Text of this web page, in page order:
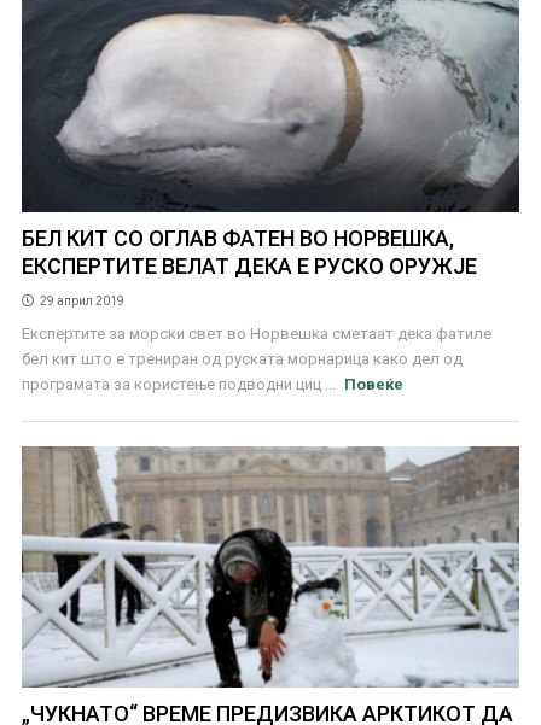
БЕЛ КИТ СО ОГЛАВ ФАТЕН ВО НОРВЕШКА,
ЕКСПЕРТИТЕ ВЕЛАТ ДЕКА Е РУСКО ОРУЖЈЕ
29 април 2019
Експертите за морски свет во Норвешка сметаат дека фатиле
бел кит што е трениран од руската морнарица како дел од
програмата за користење подводни циц ...
Повеќе
„ЧУКНАТО“ ВРЕМЕ ПРЕДИЗВИКА АРКТИКОТ ДА